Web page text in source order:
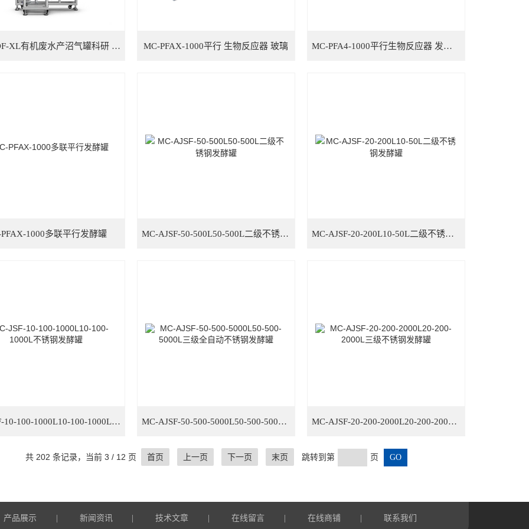
MC-ADF-XL有机废水产沼气罐科研 餐厨垃圾发酵沼气灌 MC-PFAX-1000平行 生物反应器 玻璃 MC-PFA4-1000平行生物反应器 发酵罐
1000多联平行发酵罐 MC-AJSF-50-500L50-500L二级不锈钢发酵罐 MC-AJSF-20-200L10-50L二级不锈钢发酵罐
MC-JSF-10-100-1000L10-100-1000L不锈钢发酵罐 MC-AJSF-50-500-5000L​50-500-5000L三级全自动不锈钢发酵罐 MC-AJSF-20-200-2000L​20-200-2000L三级不锈钢发酵罐
共 202 条记录，当前 3 / 12 页 首页 上一页 下一页 末页 跳转到第 页
产品展示 新闻资讯 技术文章 在线留言 在线商铺 联系我们